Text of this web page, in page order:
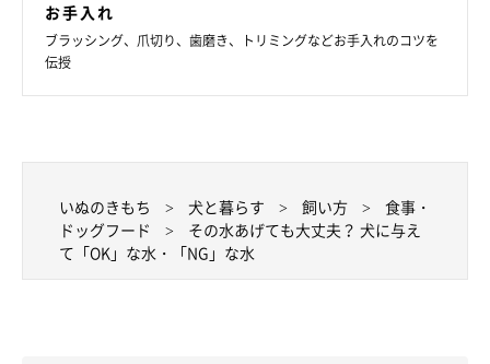
水素水
与えても害はありませんが、水素水が犬の健康にいい効果を発揮
お手入れ
ブラッシング、爪切り、歯磨き、トリミングなどお手入れのコツを
伝授
いぬのきもち 犬と暮らす 飼い方
食事・
ドッグフード
その水あげても大丈夫？ 犬に与え
て「OK」な水・「NG」な水